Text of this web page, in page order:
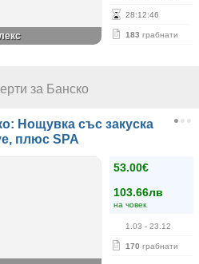
28:12:46
183 грабнати
за Банско
Нощувка със закуска
плюс SPA
53.00€
103.66лв
на човек
1.03 - 23.12
170 грабнати